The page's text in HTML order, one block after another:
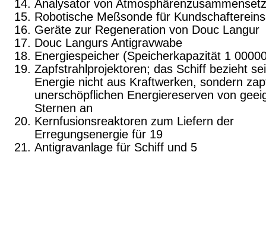
Analysator von
Robotische Meßsonde für
Geräte zur Regeneration von Douc Langur
Douc Langurs Antigravwabe
Energiespeicher (Speicherkapazität 1
Zapfstrahlprojektoren; das Schiff bezieht
Energie nicht aus Kraftwerken, sondern
unerschöpf­lichen Energiereserven von
Sternen an
Kernfusionsreaktoren zum Liefern der
Erregungsenergie für 19
Antigravanlage für Schiff und 5